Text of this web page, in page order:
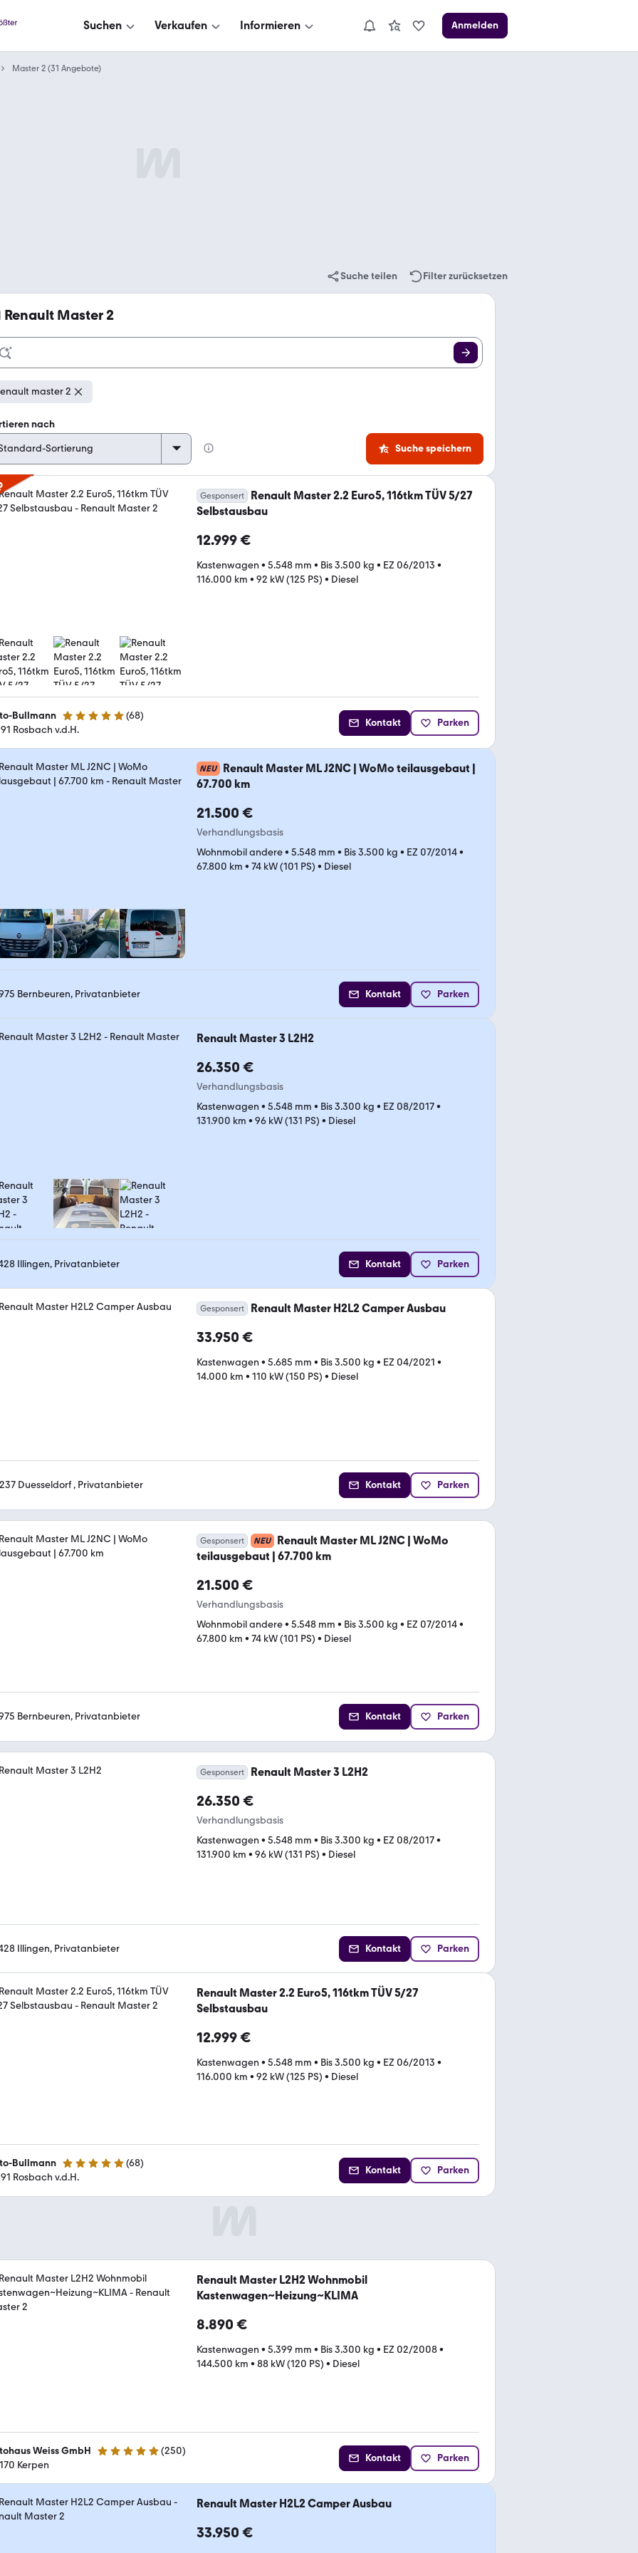
Suchen Verkaufen Informieren Anmelden
Master 2 (31 Angebote)
Suche teilen Filter zurücksetzen
Renault Master 2
master 2
nach
Suche speichern
Gesponsert
Renault Master 2.2 Euro5, 116tkm TÜV 5/27
Selbstausbau
12.999 €
Kastenwagen • 5.548 mm • Bis 3.500 kg • EZ 06/2013 •
116.000 km • 92 kW (125 PS) • Diesel
Bullmann 4.9 Sterne (68)
Rosbach v.d.H.
Kontakt Parken
NEU
Renault Master ML J2NC | WoMo teilausgebaut |
67.700 km
21.500 €
Verhandlungsbasis
Wohnmobil andere• 5.548 mm • Bis 3.500 kg • EZ 07/2014•
67.800 km • 74 kW (101 PS) • Diesel
Bernbeuren, Privatanbieter Kontakt Parken
Renault Master 3 L2H2
26.350 €
Verhandlungsbasis
Kastenwagen • 5.548 mm • Bis 3.300 kg • EZ 08/2017•
131.900 km • 96 kW (131 PS) • Diesel
Illingen, Privatanbieter Kontakt Parken
Gesponsert Renault Master H2L2 Camper Ausbau
33.950 €
Kastenwagen • 5.685 mm • Bis 3.500 kg • EZ 04/2021 •
14.000 km • 110 kW (150 PS) • Diesel
Duesseldorf , Privatanbieter Kontakt Parken
Gesponsert NEU
Renault Master ML J2NC | WoMo
teilausgebaut | 67.700 km
21.500 €
Verhandlungsbasis
Wohnmobil andere• 5.548 mm • Bis 3.500 kg • EZ 07/2014•
67.800 km • 74 kW (101 PS) • Diesel
Bernbeuren, Privatanbieter Kontakt Parken
Gesponsert Renault Master 3 L2H2
26.350 €
Verhandlungsbasis
Kastenwagen • 5.548 mm • Bis 3.300 kg • EZ 08/2017•
131.900 km • 96 kW (131 PS) • Diesel
Illingen, Privatanbieter Kontakt Parken
Renault Master 2.2 Euro5, 116tkm TÜV 5/27
Selbstausbau
12.999 €
Kastenwagen • 5.548 mm • Bis 3.500 kg • EZ 06/2013 •
116.000 km • 92 kW (125 PS) • Diesel
Bullmann 4.9 Sterne (68)
Rosbach v.d.H.
Kontakt Parken
Renault Master L2H2 Wohnmobil
Kastenwagen~Heizung~KLIMA
8.890 €
Kastenwagen • 5.399 mm • Bis 3.300 kg • EZ 02/2008•
144.500 km • 88 kW (120 PS) • Diesel
Weiss GmbH 4.8 Sterne (250)
Kerpen
Kontakt Parken
Renault Master H2L2 Camper Ausbau
33.950 €